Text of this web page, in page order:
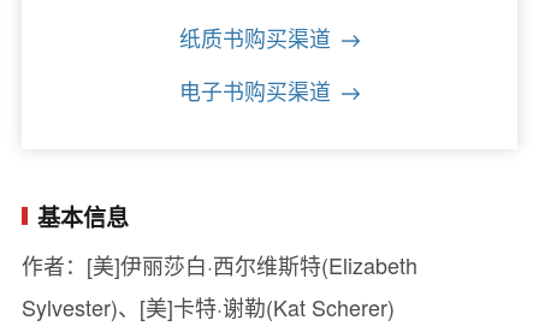
纸质书购买渠道
电子书购买渠道
基本信息
作者：[美]伊丽莎白·西尔维斯特(Elizabeth
Sylvester)、[美]卡特·谢勒(Kat Scherer)